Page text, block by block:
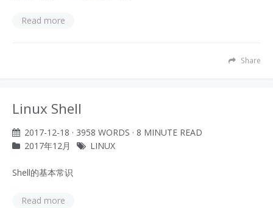
Read more
Share
Linux Shell
2017-12-18 · 3958 WORDS · 8 MINUTE READ
2017年12月
LINUX
Shell的基本常识
Read more